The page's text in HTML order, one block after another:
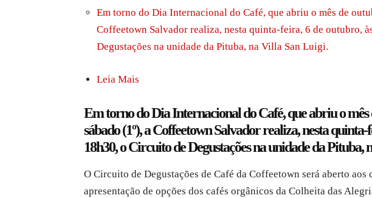
Em torno do Dia Internacional do Café, que abriu o mês de
Coffeetown Salvador realiza, nesta quinta-feira, 6 de outubro,
Degustações na unidade da Pituba, na Villa San Luigi.
Leia Mais
Em torno do Dia Internacional do Café, que abriu o
sábado (1º), a Coffeetown Salvador realiza, nesta
18h30, o Circuito de Degustações na unidade da Pituba,
O Circuito de Degustações de Café da Coffeetown será aberto aos
apresentação de opções dos cafés orgânicos da Colheita das